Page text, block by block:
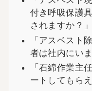
付き呼吸保護
されますか？」
「アスベスト
者は社内にいま
「石綿作業主
ートしてもら